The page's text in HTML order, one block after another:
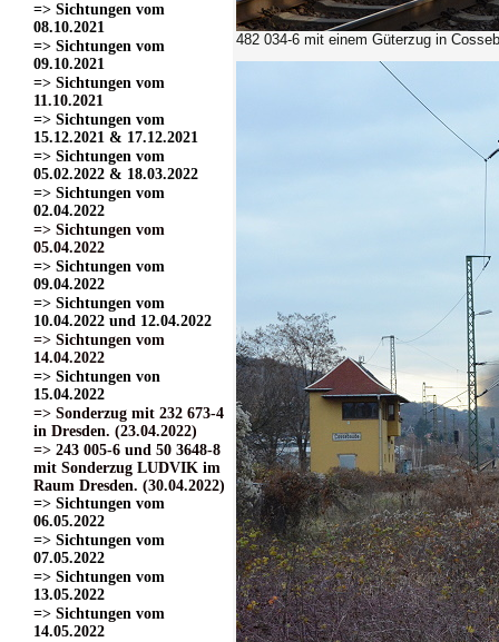
=> Sichtungen vom
08.10.2021
=> Sichtungen vom
09.10.2021
=> Sichtungen vom
11.10.2021
=> Sichtungen vom
15.12.2021 & 17.12.2021
=> Sichtungen vom
05.02.2022 & 18.03.2022
=> Sichtungen vom
02.04.2022
=> Sichtungen vom
05.04.2022
=> Sichtungen vom
09.04.2022
=> Sichtungen vom
10.04.2022 und 12.04.2022
=> Sichtungen vom
14.04.2022
=> Sichtungen von
15.04.2022
=> Sonderzug mit 232 673-4
in Dresden. (23.04.2022)
=> 243 005-6 und 50 3648-8
mit Sonderzug LUDVIK im
Raum Dresden. (30.04.2022)
=> Sichtungen vom
06.05.2022
=> Sichtungen vom
07.05.2022
=> Sichtungen vom
13.05.2022
=> Sichtungen vom
14.05.2022
482 034-6 mit einem Güterzug in